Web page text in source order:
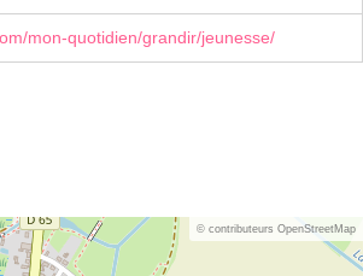
mon-quotidien/grandir/jeunesse/
© contributeurs OpenStreetMap